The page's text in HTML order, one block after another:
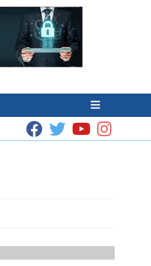
धूप उत्पादनबाट हेटौँडाका गृहिणीको आम्दानी